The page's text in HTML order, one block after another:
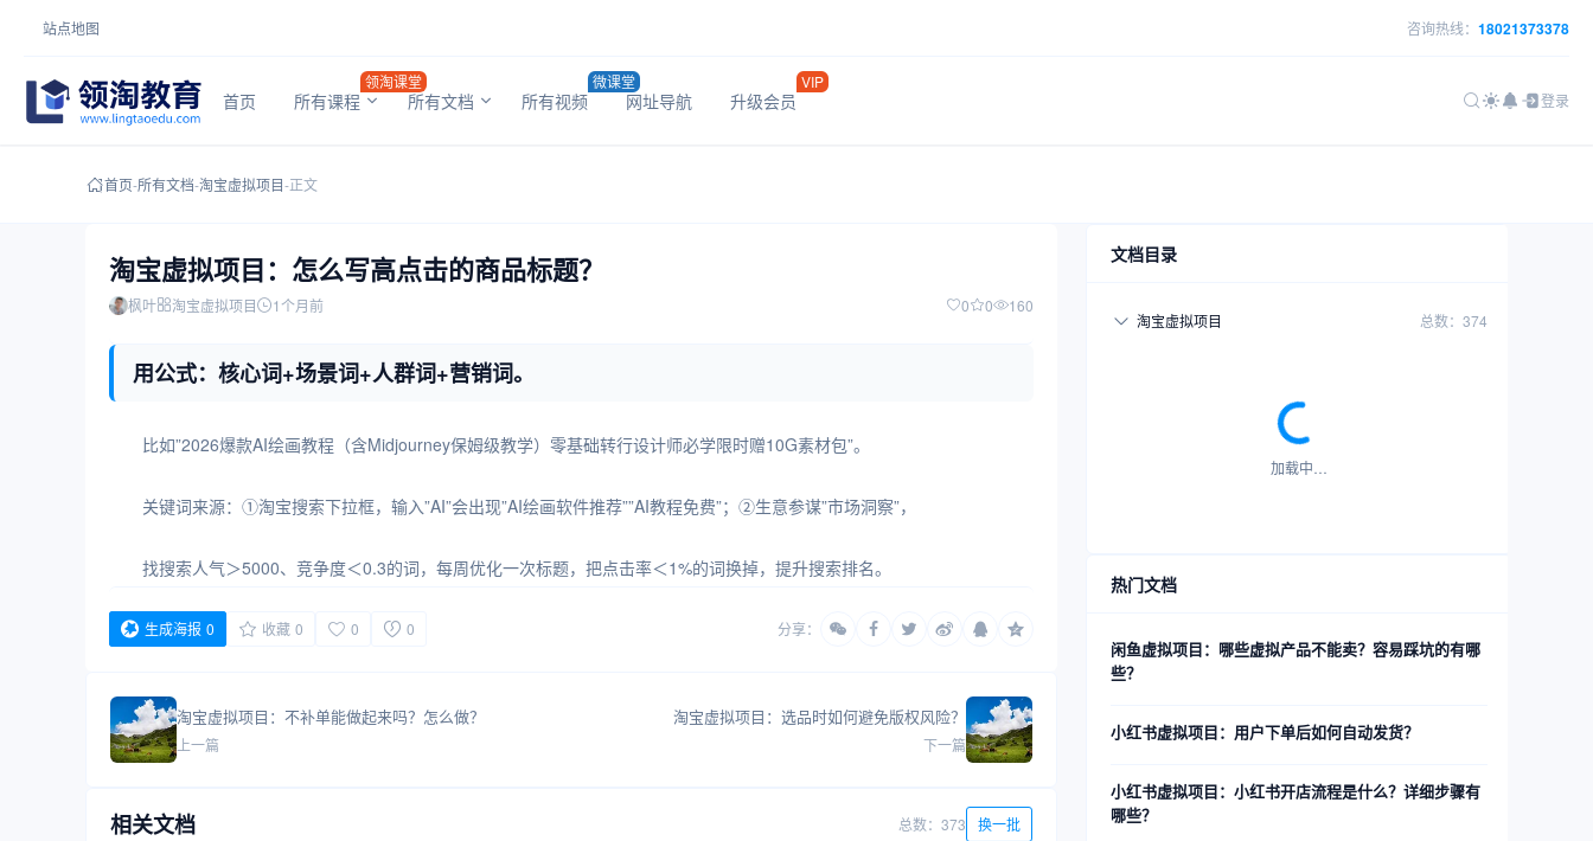
站点地图 咨询热线： 18021373378
首页 所有课程
领淘课堂
所有文档 所有视频
微课堂
网址导航 升级会员
VIP
登录
首页-所有文档-淘宝虚拟项目-正文
淘宝虚拟项目：怎么写高点击的商品标题？
枫叶 淘宝虚拟项目 1个月前 0 0 160
用公式：核心词+场景词+人群词+营销词。
比如”2026爆款AI绘画教程（含Midjourney保姆级教学）零基础转行设计师必学限时赠10G素材包”。
关键词来源：①淘宝搜索下拉框，输入”AI”会出现”AI绘画软件推荐””AI教程免费”；②生意参谋”市场洞察”，
找搜索人气＞5000、竞争度＜0.3的词，每周优化一次标题，把点击率＜1%的词换掉，提升搜索排名。
生成海报 0 收藏 0 0 0 分享：
淘宝虚拟项目：不补单能做起来吗？怎么做？
上一篇
淘宝虚拟项目：选品时如何避免版权风险？
下一篇
相关文档 总数：373 换一批
文档目录
淘宝虚拟项目 总数：374
加载中…
热门文档
闲鱼虚拟项目：哪些虚拟产品不能卖？容易踩坑的有哪
些？
小红书虚拟项目：用户下单后如何自动发货？
小红书虚拟项目：小红书开店流程是什么？详细步骤有
哪些？